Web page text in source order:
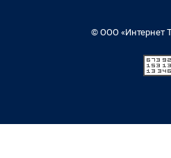
© ООО «Интернет